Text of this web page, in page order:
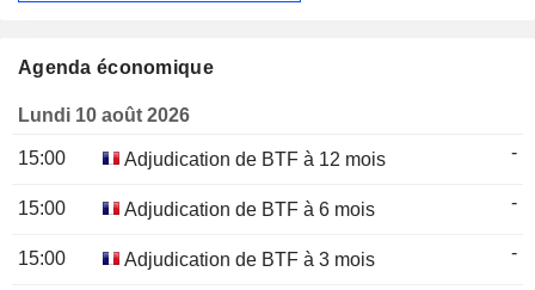
Agenda économique
Lundi 10 août 2026
15:00 Adjudication de BTF à 12 mois -
15:00 Adjudication de BTF à 6 mois -
15:00 Adjudication de BTF à 3 mois -